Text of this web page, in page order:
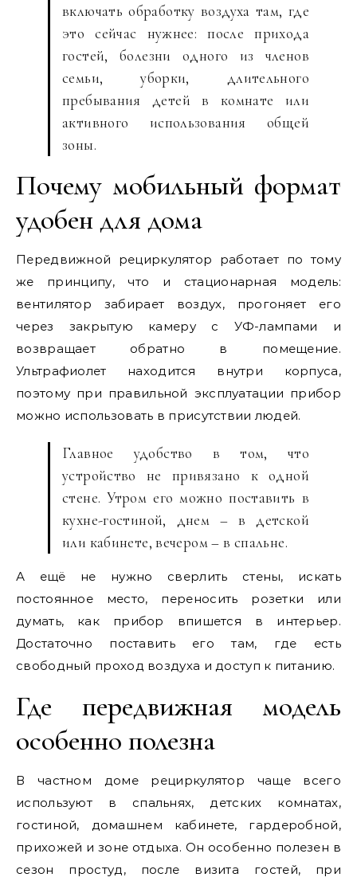
включать обработку воздуха там, где
это сейчас нужнее: после прихода
гостей, болезни одного из членов
семьи, уборки, длительного
пребывания детей в комнате или
активного использования общей
зоны.
Почему мобильный формат
удобен для дома
Передвижной рециркулятор работает по тому
же принципу, что и стационарная модель:
вентилятор забирает воздух, прогоняет его
через закрытую камеру с УФ-лампами и
возвращает обратно в помещение.
Ультрафиолет находится внутри корпуса,
поэтому при правильной эксплуатации прибор
можно использовать в присутствии людей.
Главное удобство в том, что
устройство не привязано к одной
стене. Утром его можно поставить в
кухне-гостиной, днем – в детской
или кабинете, вечером – в спальне.
А ещё не нужно сверлить стены, искать
постоянное место, переносить розетки или
думать, как прибор впишется в интерьер.
Достаточно поставить его там, где есть
свободный проход воздуха и доступ к питанию.
Где передвижная модель
особенно полезна
В частном доме рециркулятор чаще всего
используют в спальнях, детских комнатах,
гостиной, домашнем кабинете, гардеробной,
прихожей и зоне отдыха. Он особенно полезен в
сезон простуд, после визита гостей, при